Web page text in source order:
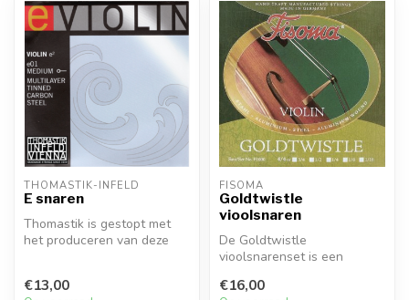
THOMASTIK-INFELD
E snaren
Thomastik is gestopt met
het produceren van deze
€13,00
FISOMA
Goldtwistle
vioolsnaren
De Goldtwistle
vioolsnarenset is een
beginnende violisten.
€16,00